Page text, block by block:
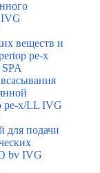
IVG
веществ и
pe-x
pe-x/LL IVG
для подачи
bv IVG